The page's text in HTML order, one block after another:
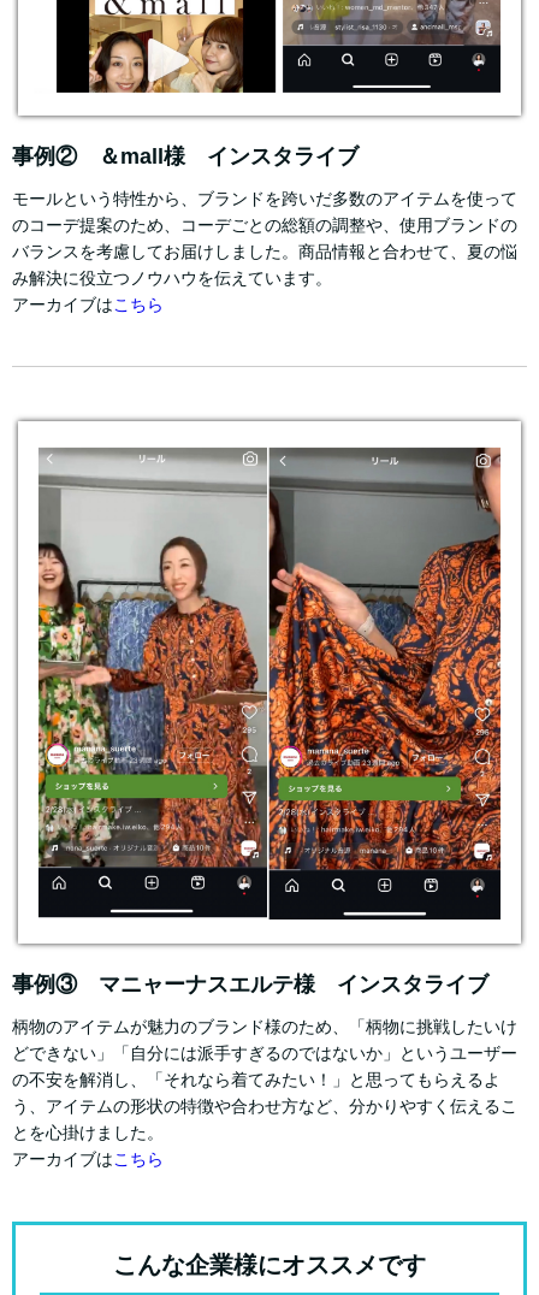
事例② ＆mall様 インスタライブ
モールという特性から、ブランドを跨いだ多数のアイテムを使って
のコーデ提案のため、コーデごとの総額の調整や、使用ブランドの
バランスを考慮してお届けしました。商品情報と合わせて、夏の悩
み解決に役立つノウハウを伝えています。
アーカイブはこちら
事例③ マニャーナスエルテ様 インスタライブ
柄物のアイテムが魅力のブランド様のため、「柄物に挑戦したいけ
どできない」「自分には派手すぎるのではないか」というユーザー
の不安を解消し、「それなら着てみたい！」と思ってもらえるよ
う、アイテムの形状の特徴や合わせ方など、分かりやすく伝えるこ
とを心掛けました。
アーカイブはこちら
こんな企業様にオススメです